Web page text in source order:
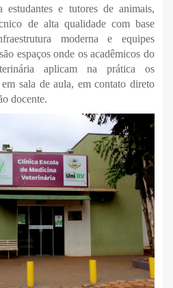
estudantes e tutores de animais,
de alta qualidade com base
moderna e equipes
espaços onde os acadêmicos do
aplicam na prática os
sala de aula, em contato direto
docente.